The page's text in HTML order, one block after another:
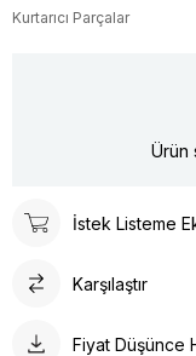
Kurtarıcı Parçalar
Ürün
İstek Listeme
Karşılaştır
Fiyat Düşünce